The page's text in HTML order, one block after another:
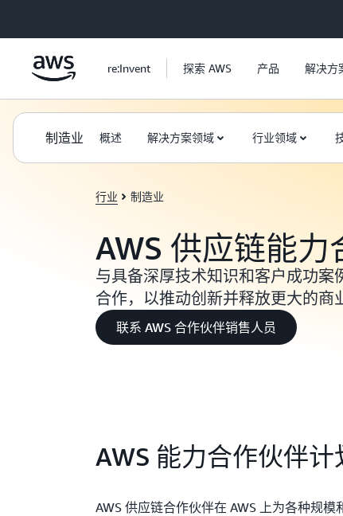
re:Invent 探索 AWS 产品 解决方
制造业 概述 解决方案领域 行业领域
行业 制造业
AWS 供应链能力
与具备深厚技术知识和客户成功案
合作，以推动创新并释放更大的商
联系 AWS 合作伙伴销售人员
AWS 能力合作伙伴计
AWS 供应链合作伙伴在 AWS 上为各种规